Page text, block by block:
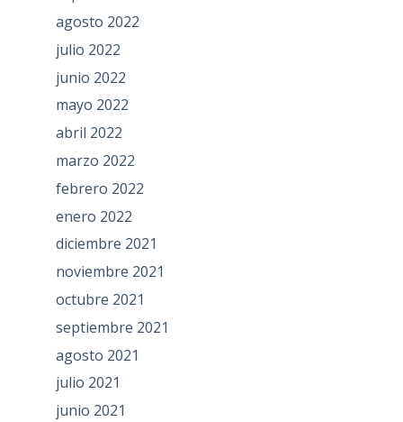
agosto 2022
julio 2022
junio 2022
mayo 2022
abril 2022
marzo 2022
febrero 2022
enero 2022
diciembre 2021
noviembre 2021
octubre 2021
septiembre 2021
agosto 2021
julio 2021
junio 2021